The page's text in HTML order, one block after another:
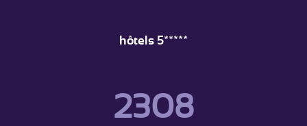
hôtels 5*****
2308